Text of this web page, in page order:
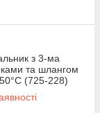
з 3-ма
та шлангом
(725-228)